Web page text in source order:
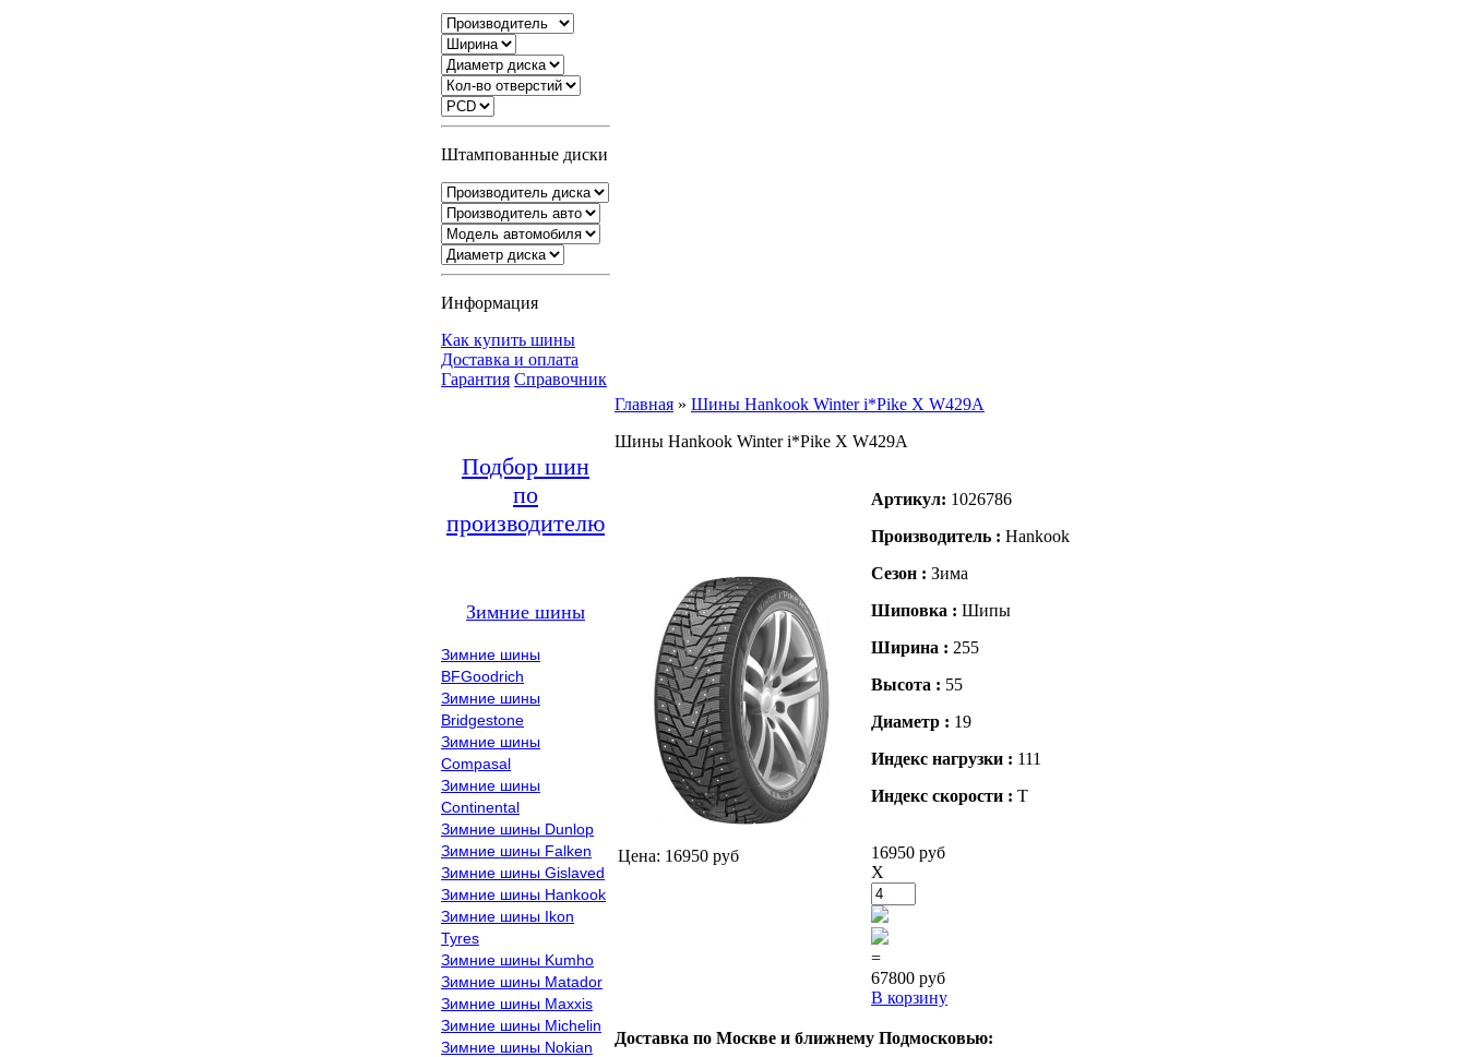
Штампованные диски
Информация
Как купить шины
Доставка и оплата
Гарантия Справочник
Подбор шин
по
производителю
Зимние шины
Зимние шины
BFGoodrich
Зимние шины
Bridgestone
Зимние шины
Compasal
Зимние шины
Continental
Зимние шины Dunlop
Зимние шины Falken
Зимние шины Gislaved
Зимние шины Hankook
Зимние шины Ikon
Tyres
Зимние шины Kumho
Зимние шины Matador
Зимние шины Maxxis
Зимние шины Michelin
Зимние шины Nokian
Главная » Шины Hankook Winter i*Pike X W429A
Шины Hankook Winter i*Pike X W429A
Цена: 16950 руб
Артикул: 1026786
Производитель : Hankook
Сезон : Зима
Шиповка : Шипы
Ширина : 255
Высота : 55
Диаметр : 19
Индекс нагрузки : 111
Индекс скорости : T
16950 руб
X
=
67800 руб
В корзину
Доставка по Москве и ближнему Подмосковью: